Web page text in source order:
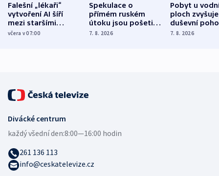
Falešní „lékaři“
vytvoření AI šíří
mezi staršími
Poláky nebezpečné
včera v 07:00
Spekulace o
přímém ruském
útoku jsou pošetilé,
míní estonský
7. 8. 2026
Pobyt u
ploch zvyšuje
duševní
ukázala
7. 8. 2026
Divácké centrum
každý všední den:8:00—16:00 hodin
261 136 113
info@ceskatelevize.cz